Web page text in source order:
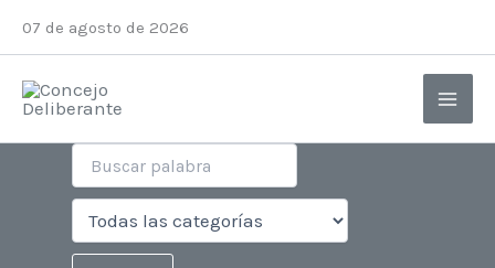
contenido
07 de agosto de 2026